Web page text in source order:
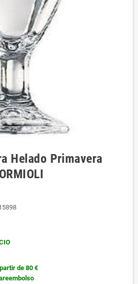
Helado Primavera
de 80 €